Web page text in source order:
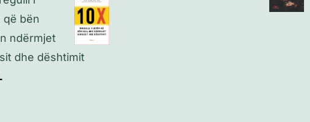
që bën
ndërmjet
dhe dështimit